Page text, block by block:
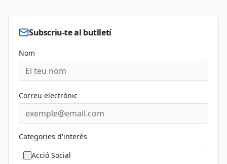
Subscriu-te al butlletí
Nom
Correu electrònic
Categories d'interès
Acció Social